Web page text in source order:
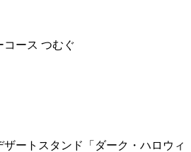
コース つむぐ
ートスタンド「ダーク・ハロウィ